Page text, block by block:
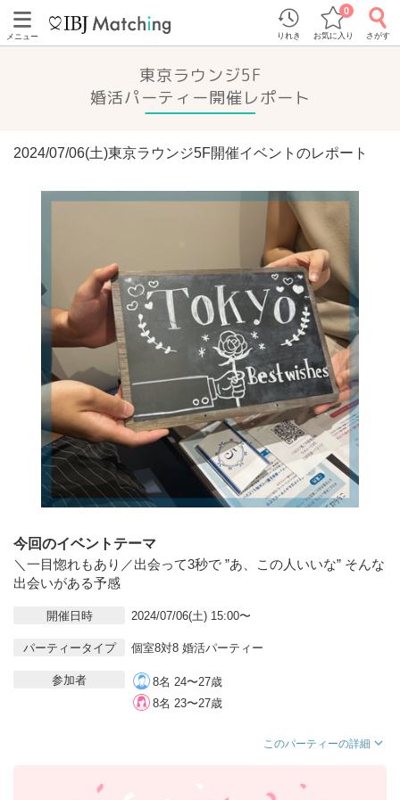
メニュー りれき お気に入り
0
さがす
東京ラウンジ5F
婚活パーティー開催レポート
2024/07/06(土)東京ラウンジ5F開催イベントのレポート
今回のイベントテーマ
＼一目惚れもあり／出会って3秒で ”あ、この人いいな” そんな
出会いがある予感
開催日時 2024/07/06(土) 15:00〜
パーティータイプ 個室8対8 婚活パーティー
参加者
8名 24〜27歳
8名 23〜27歳
このパーティーの詳細